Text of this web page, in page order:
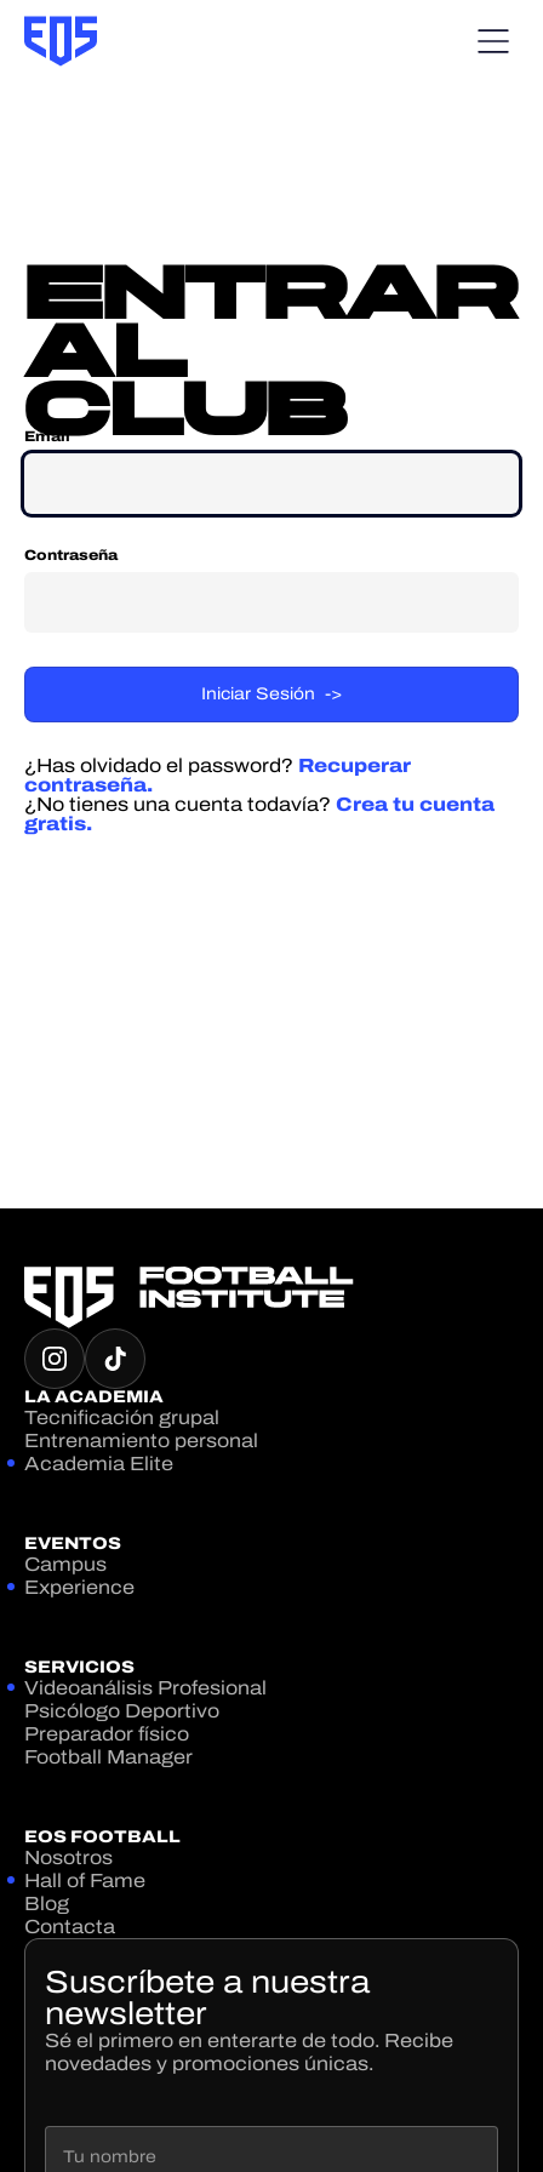
entrar
al
club
Email
Contraseña
¿Has olvidado el password? Recuperar
contraseña.
¿No tienes una cuenta todavía? Crea tu cuenta
gratis.
LA ACADEMIA
Tecnificación grupal
Entrenamiento personal
Academia Elite
EVENTOS
Campus
Experience
SERVICIOS
Videoanálisis Profesional
Psicólogo Deportivo
Preparador físico
Football Manager
EOS FOOTBALL
Nosotros
Hall of Fame
Blog
Contacta
Suscríbete a nuestra
newsletter
Sé el primero en enterarte de todo. Recibe
novedades y promociones únicas.